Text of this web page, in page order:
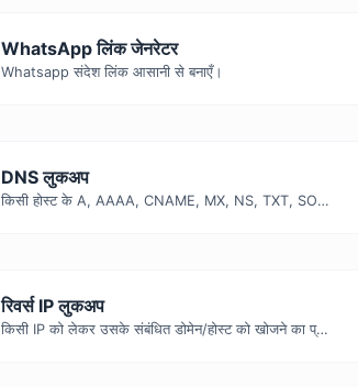
WhatsApp लिंक जेनरेटर
Whatsapp संदेश लिंक आसानी से बनाएँ।
DNS लुकअप
किसी होस्ट के A, AAAA, CNAME, MX, NS, TXT, SOA DNS रिकॉर्ड खोजें।
रिवर्स IP लुकअप
किसी IP को लेकर उसके संबंधित डोमेन/होस्ट को खोजने का प्रयास करें।